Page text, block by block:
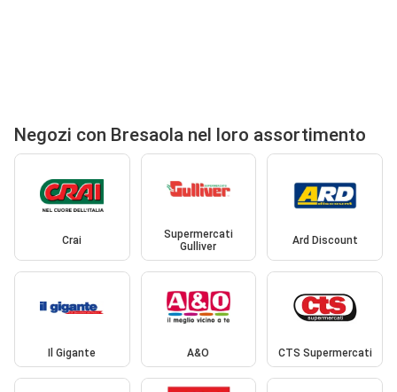
Negozi con Bresaola nel loro assortimento
Crai
Supermercati
Gulliver
Ard Discount
Il Gigante A&O CTS Supermercati